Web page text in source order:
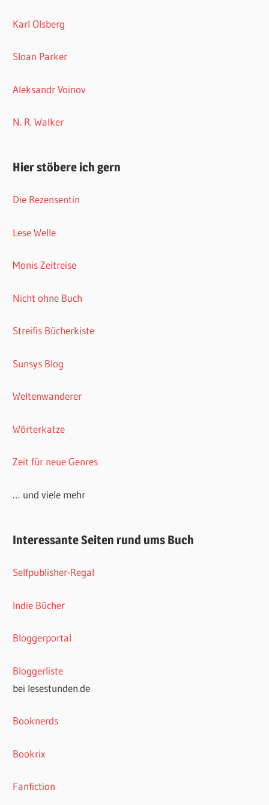
Karl Olsberg
Sloan Parker
Aleksandr Voinov
N. R. Walker
Hier stöbere ich gern
Die Rezensentin
Lese Welle
Monis Zeitreise
Nicht ohne Buch
Streifis Bücherkiste
Sunsys Blog
Weltenwanderer
Wörterkatze
Zeit für neue Genres
… und viele mehr
Interessante Seiten rund ums Buch
Selfpublisher-Regal
Indie Bücher
Bloggerportal
Bloggerliste
bei lesestunden.de
Booknerds
Bookrix
Fanfiction